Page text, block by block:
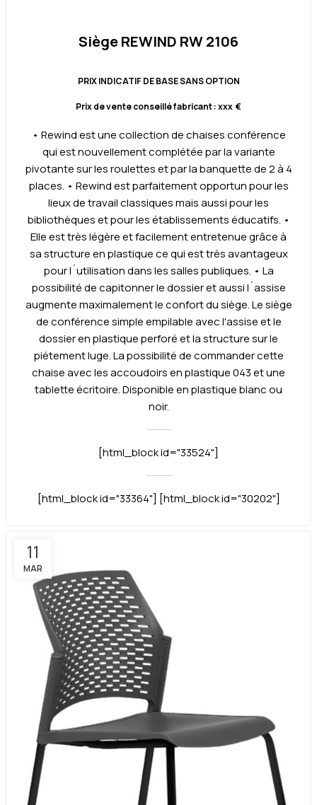
Siège REWIND RW 2106
PRIX INDICATIF DE BASE SANS OPTION
Prix de vente conseillé fabricant : xxx €
• Rewind est une collection de chaises conférence
qui est nouvellement complétée par la variante
pivotante sur les roulettes et par la banquette de 2 à 4
places. • Rewind est parfaitement opportun pour les
lieux de travail classiques mais aussi pour les
bibliothèques et pour les établissements éducatifs. •
Elle est très légère et facilement entretenue grâce à
sa structure en plastique ce qui est très avantageux
pour l´utilisation dans les salles publiques. • La
possibilité de capitonner le dossier et aussi l´assise
augmente maximalement le confort du siège. Le siège
de conférence simple empilable avec l'assise et le
dossier en plastique perforé et la structure sur le
piétement luge. La possibilité de commander cette
chaise avec les accoudoirs en plastique 043 et une
tablette écritoire. Disponible en plastique blanc ou
noir.
[html_block id="33524"]
[html_block id="33364"] [html_block id="30202"]
11
MAR